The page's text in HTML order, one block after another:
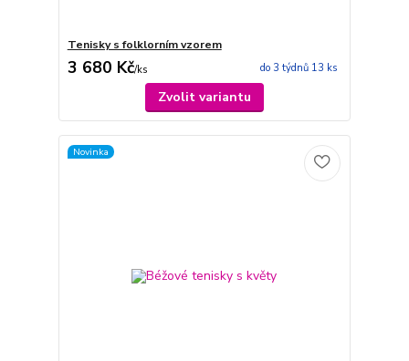
Tenisky s folklorním vzorem
3 680 Kč/ks do 3 týdnů 13 ks
Zvolit variantu
Novinka